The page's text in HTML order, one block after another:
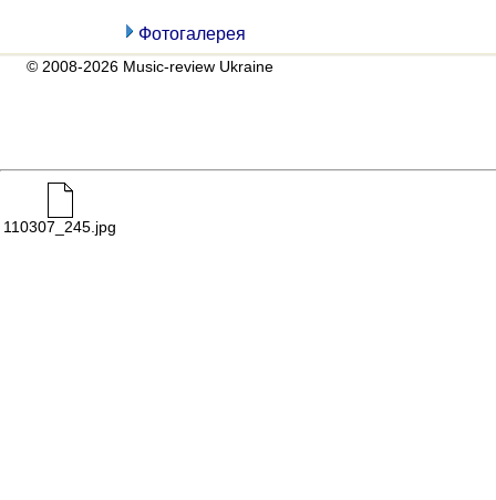
Фотогалерея
© 2008-2026 Music-review Ukraine
110307_245.jpg